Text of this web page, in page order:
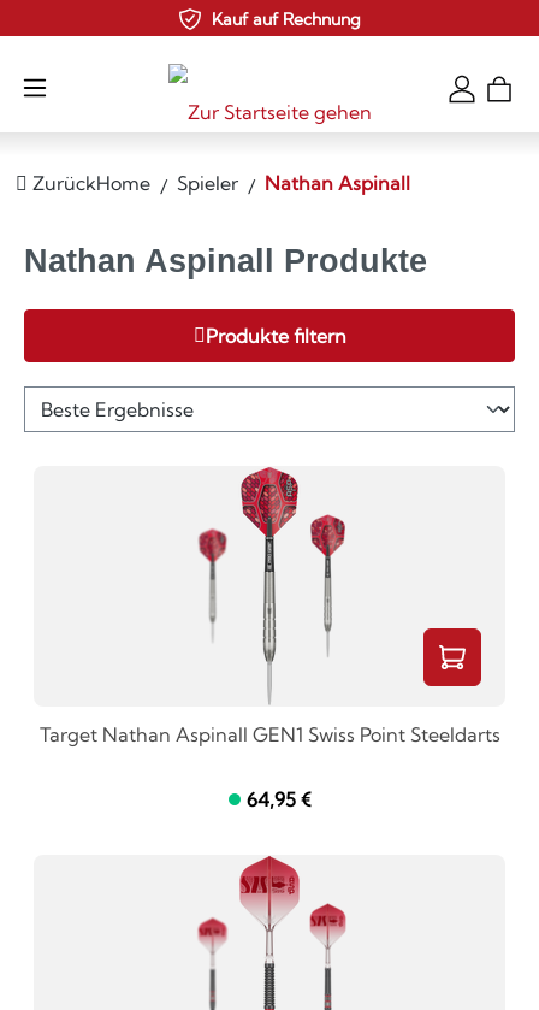
Zum Hauptinhalt springenKauf auf Rechnung
ZurückHome Spieler Nathan Aspinall
Nathan Aspinall Produkte
Produkte filtern
Target Nathan Aspinall GEN1 Swiss Point Steeldarts
64,95 €